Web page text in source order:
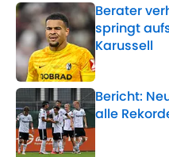
Berater
springt
Karussell
Published by
Bericht:
alle
Published by